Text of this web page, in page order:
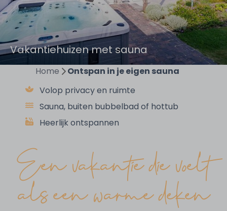
Vakantiehuizen met sauna
Home
Ontspan in je eigen sauna
Volop privacy en ruimte
Sauna, buiten bubbelbad of hottub
Heerlijk ontspannen
Een vakantie die voelt
als een warme deken